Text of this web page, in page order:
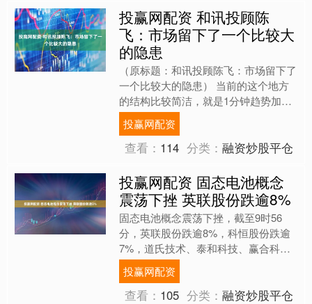
投赢网配资 和讯投顾陈
飞：市场留下了一个比较大
的隐患
（原标题：和讯投顾陈飞：市场留下了
一个比较大的隐患） 当前的这个地方
的结构比较简洁，就是1分钟趋势加5
分钟盘整，再加时间周期的维度，如果
3462.75不被突破，....
投赢网配资
查看： 114 分类：融资炒股平仓
投赢网配资 固态电池概念
震荡下挫 英联股份跌逾8%
固态电池概念震荡下挫，截至9时56
分，英联股份跌逾8%，科恒股份跌逾
7%，道氏技术、泰和科技、赢合科技
等跌超5%。....
投赢网配资
查看： 105 分类：融资炒股平仓